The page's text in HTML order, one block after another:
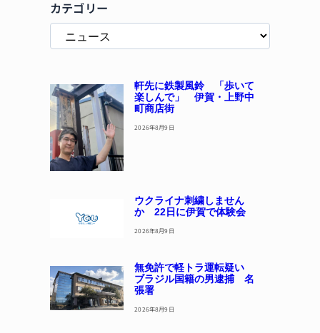
カテゴリー
軒先に鉄製風鈴 「歩いて
楽しんで」 伊賀・上野中
町商店街
2026年8月9日
ウクライナ刺繍しません
か 22日に伊賀で体験会
2026年8月9日
無免許で軽トラ運転疑い
ブラジル国籍の男逮捕 名
張署
2026年8月9日